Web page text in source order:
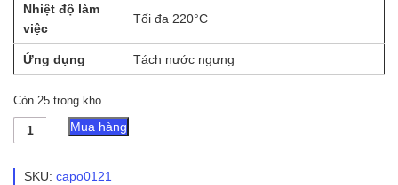
Nhiệt độ làm
việc
Tối đa 220°C
Ứng dụng Tách nước ngưng
Còn 25 trong kho
Bẫy
hơi
gang
Mua hàng
SKU: capo0121